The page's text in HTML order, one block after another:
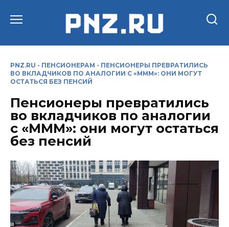
PNZ.RU - ПЕНСИОНЕРАМ - ПЕНСИОНЕРЫ ПРЕВРАТИЛИСЬ
ВО ВКЛАДЧИКОВ ПО АНАЛОГИИ С «МММ»: ОНИ МОГУТ
ОСТАТЬСЯ БЕЗ ПЕНСИЙ
Пенсионеры превратились
во вкладчиков по аналогии
с «МММ»: они могут остаться
без пенсий